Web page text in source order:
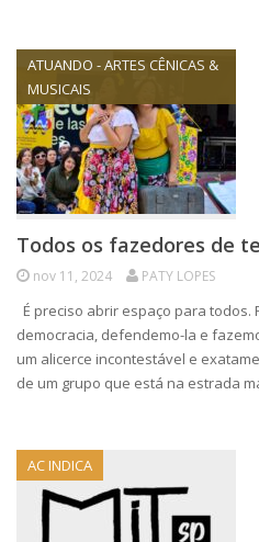
ATUANDO - ARTES CÊNICAS &
MUSICAIS
Todos os fazedores de
nov 11, 2024 PATY LOPES
É preciso abrir espaço para todos.
democracia, defendemo-la e
um alicerce incontestável e
de um grupo que está na estrada
AC INDICA